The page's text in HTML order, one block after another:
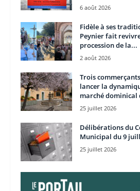
6 août 2026
Fidèle à ses
Peynier fait
procession de la...
2 août 2026
Trois
lancer la
marché dominical
25 juillet 2026
Délibérations du
Municipal du 9
25 juillet 2026